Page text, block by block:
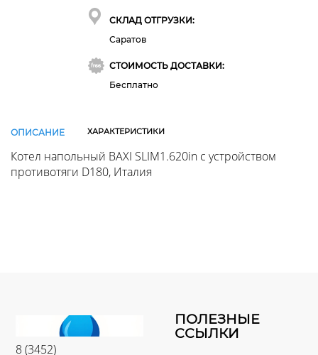
СКЛАД ОТГРУЗКИ:
Саратов
СТОИМОСТЬ ДОСТАВКИ:
Бесплатно
ОПИСАНИЕ ХАРАКТЕРИСТИКИ
Котел напольный BAXI SLIM1.620in с устройством
противотяги D180, Италия
8 (3452)
ПОЛЕЗНЫЕ
ССЫЛКИ